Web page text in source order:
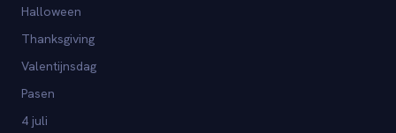
Halloween
Thanksgiving
Valentijnsdag
Pasen
4 juli